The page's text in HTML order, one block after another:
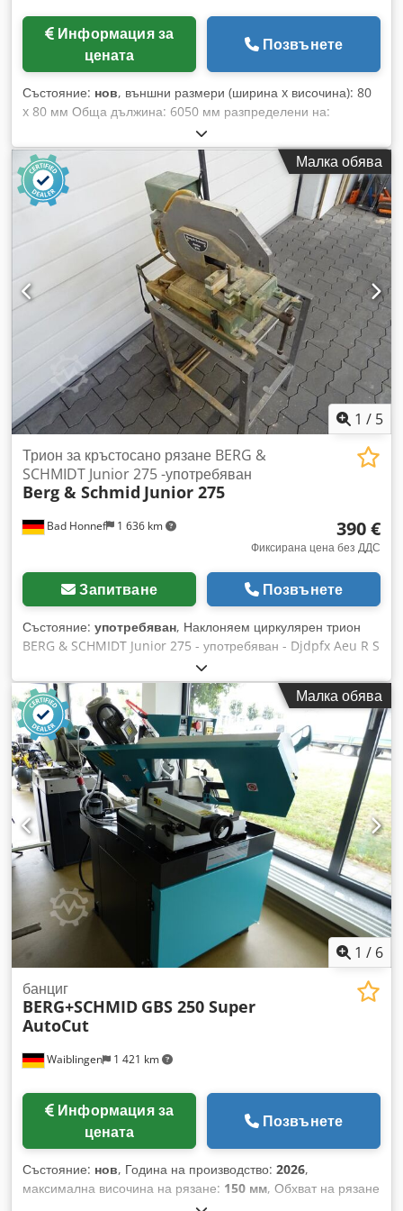
за доставка: от склад Waiblingen Beinstein
Информация за
цената
Позвънете
Състояние: нов, външни размери (ширина x височина): 80
x 80 мм Обща дължина: 6050 мм разпределени на:
2x25/30/35/40/45/50/3x100/11x500 мм допустимо
натоварване: 200 т/м Материал 42CrMo4, закален
(плазмено азотиран: твърдост около 700 HV, 58 - 63 HRC,
дълбочина 0,4 - 0,5 мм), шлифован Djdpfx Aey N S Irjhyjkr
Малка обява
1 / 5
Bad Honnef 1 636 km
Трион за кръстосано рязане BERG &
SCHMIDT Junior 275 -употребяван
Berg & Schmid Junior 275
390 €
Фиксирана цена без ДДС
Запитване Позвънете
Състояние: употребяван, Наклоняем циркулярен трион
BERG & SCHMIDT Junior 275 - употребяван - Djdpfx Aeu R S
I Hohyekr С подрама, Транспортно устройство -----
Технически данни ----- Височина на рязане: 60 мм,
Напрежение: 230 V
Малка обява
1 / 6
Waiblingen 1 421 km
банциг
BERG+SCHMID GBS 250 Super
AutoCut
Информация за
цената
Позвънете
Състояние: нов, Година на производство: 2026,
максимална височина на рязане: 150 мм, Обхват на рязане
108 мм